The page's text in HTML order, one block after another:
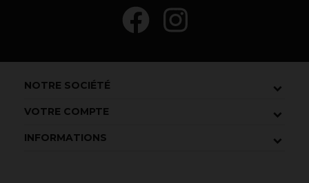
NOTRE SOCIÉTÉ
VOTRE COMPTE
INFORMATIONS